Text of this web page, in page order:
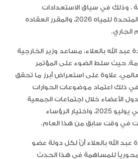
، وذلك في سياق الاستعدادات
لاستضافة مؤتمر الأمم المتحدة للمياه 2026، والمقرر انعقاده
الجاري.
الله بالعلاء، مساعد وزير الخارجية
حيث سلط الضوء على المؤتمر
علاوة على استعراض أبرز ما تحقق
ذلك اعتماد موضوعات الحوارات
الأعضاء خلال اجتماعات الجمعية
العامة للأمم المتحدة في يوليو 2025، واختيار الرؤساء
في وقت سابق من هذا العام.
عبد الله بالعلاء أنّ لكل دولة عضو
للمساهمة في هذا الحدث